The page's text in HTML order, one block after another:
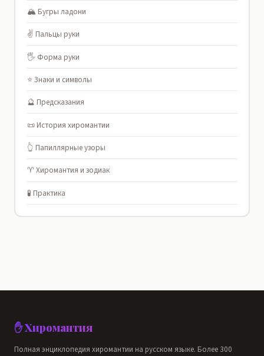
🏔️ Бугры ладони
✌️ Пальцы руки
🖐️ Форма руки
⭐ Знаки и символы
🔮 Предсказания
📜 История хиромантии
👆 Папиллярные узоры
♈ Хиромантия и зодиак
🧪 Практика
✋ Хиромантия
Полная энциклопедия хиромантии на русском языке. Более 300